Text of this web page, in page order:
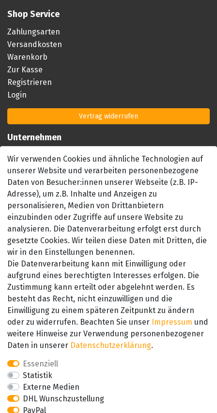
Shop Service
Zahlungsarten
Versandkosten
Warenkorb
Zur Kasse
Registrieren
Login
Vertrag widerrufen
Unternehmen
Impressum
AGB
Datenschutzerklärung
Barrierefreiheitserklärung
Widerrufsrecht
Kontakt
SEHR GUT
4.89 / 5
aus 657 Bewertungen
bei: amazon.de,
amazon.fr, amazon.it
Wir verwenden Cookies und ähnliche Technologien auf
unserer Website und verarbeiten personenbezogene
Daten von Besucher:innen unserer Webseite (z.B. IP-
Adresse), um z.B. Inhalte und Anzeigen zu
personalisieren, Medien von Drittanbietern
einzubinden oder Zugriffe auf unsere Website zu
analysieren. Die Datenverarbeitung erfolgt erst durch
gesetzte Cookies. Wir teilen diese Daten mit Dritten, die
wir in den Einstellungen benennen.
Die Datenverarbeitung kann mit Einwilligung oder
aufgrund eines berechtigten Interesses erfolgen. Die
Zustimmung kann erteilt oder abgelehnt werden. Es
besteht das Recht, nicht einzuwilligen und die
Einwilligung zu einem späteren Zeitpunkt zu ändern
oder zu widerrufen. Beachten Sie unser Impressum und
weitere Hinweise zur Verwendung personenbezogener
Daten in unserer Daten­schutz­erklärung.
Essenziell
Statistik
Externe Medien
DHL Wunschzustellung
PayPal